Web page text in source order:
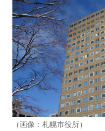
（画像：札幌市役所）